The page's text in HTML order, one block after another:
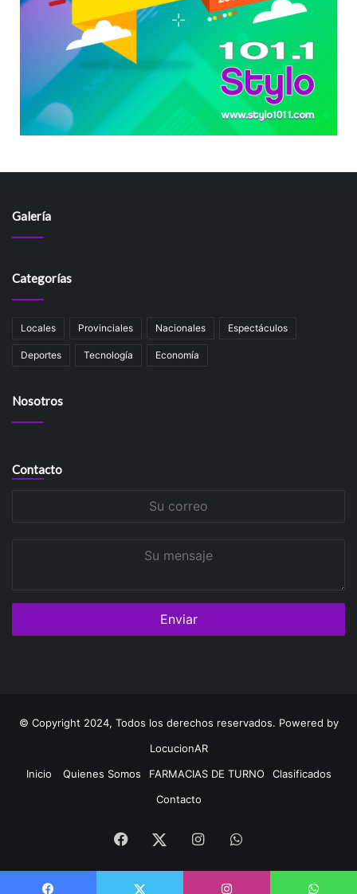
Galería
Categorías
Locales Provinciales Nacionales Espectáculos
Deportes Tecnología Economía
Nosotros
Contacto
© Copyright 2024, Todos los derechos reservados. Powered by
LocucionAR
Inicio
Quienes Somos FARMACIAS DE TURNO
Clasificados
Contacto
Facebook
TwitterInstagramWhatsapp